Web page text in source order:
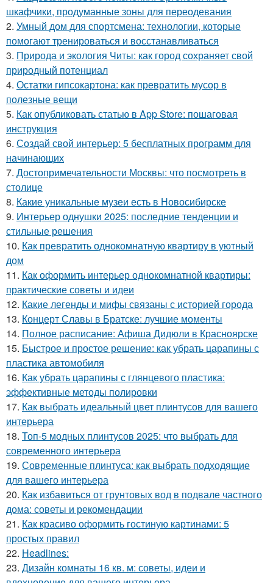
шкафчики, продуманные зоны для переодевания
2. Умный дом для спортсмена: технологии, которые
помогают тренироваться и восстанавливаться
3. Природа и экология Читы: как город сохраняет свой
природный потенциал
4. Остатки гипсокартона: как превратить мусор в
полезные вещи
5. Как опубликовать статью в App Store: пошаговая
инструкция
6. Создай свой интерьер: 5 бесплатных программ для
начинающих
7. Достопримечательности Москвы: что посмотреть в
столице
8. Какие уникальные музеи есть в Новосибирске
9. Интерьер однушки 2025: последние тенденции и
стильные решения
10. Как превратить однокомнатную квартиру в уютный
дом
11. Как оформить интерьер однокомнатной квартиры:
практические советы и идеи
12. Какие легенды и мифы связаны с историей города
13. Концерт Славы в Братске: лучшие моменты
14. Полное расписание: Афиша Дидюли в Красноярске
15. Быстрое и простое решение: как убрать царапины с
пластика автомобиля
16. Как убрать царапины с глянцевого пластика:
эффективные методы полировки
17. Как выбрать идеальный цвет плинтусов для вашего
интерьера
18. Топ-5 модных плинтусов 2025: что выбрать для
современного интерьера
19. Современные плинтуса: как выбрать подходящие
для вашего интерьера
20. Как избавиться от грунтовых вод в подвале частного
дома: советы и рекомендации
21. Как красиво оформить гостиную картинами: 5
простых правил
22. Headlines:
23. Дизайн комнаты 16 кв. м: советы, идеи и